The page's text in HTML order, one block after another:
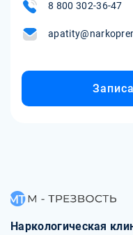
8 800 302-36-47
Наркологическая